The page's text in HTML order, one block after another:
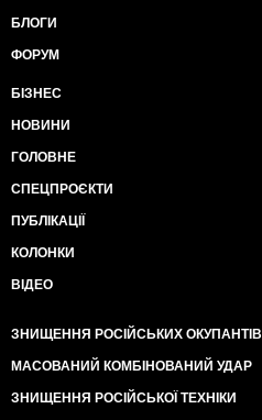
БЛОГИ
ФОРУМ
БІЗНЕС
НОВИНИ
ГОЛОВНЕ
СПЕЦПРОЄКТИ
ПУБЛІКАЦІЇ
КОЛОНКИ
ВІДЕО
ЗНИЩЕННЯ РОСІЙСЬКИХ ОКУПАНТІВ
МАСОВАНИЙ КОМБІНОВАНИЙ УДАР
ЗНИЩЕННЯ РОСІЙСЬКОЇ ТЕХНІКИ